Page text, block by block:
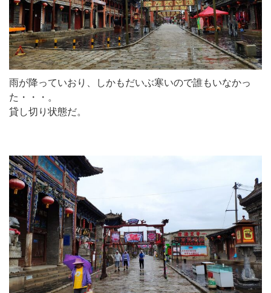
雨が降っていおり、しかもだいぶ寒いので誰もいなかっ
た・・・。
貸し切り状態だ。